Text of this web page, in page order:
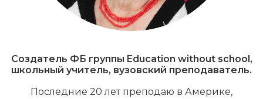
Создатель ФБ группы Education without school,
школьный учитель, вузовский преподаватель.
Последние 20 лет преподаю в Америке,